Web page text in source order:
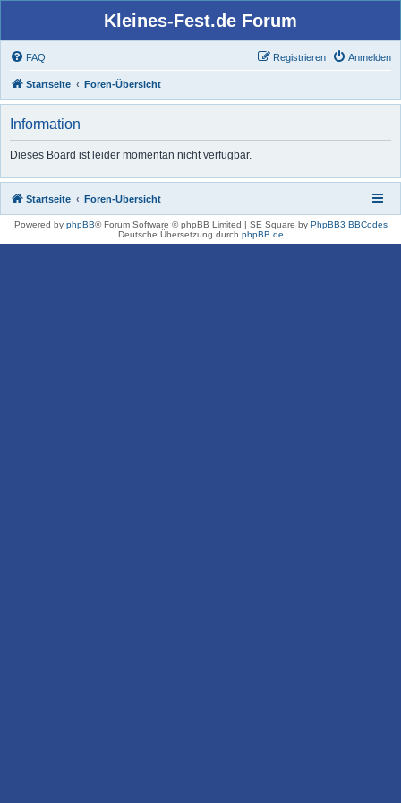
Kleines-Fest.de Forum
FAQ Anmelden
Registrieren
Startseite Foren-Übersicht
Information
Dieses Board ist leider momentan nicht verfügbar.
Startseite Foren-Übersicht
Powered by phpBB® Forum Software © phpBB Limited | SE Square by PhpBB3 BBCodes
Deutsche Übersetzung durch phpBB.de